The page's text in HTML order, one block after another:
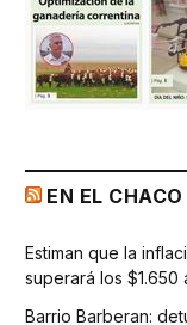
EN EL CHACO
Estiman que la
superará los $1.650
Barrio Barberan: